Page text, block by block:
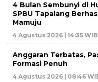
4 Bulan Sembunyi di
SPBU Tapalang
Mamuju
4 Agustus 2026 | 14:35 WIB
Anggaran Terbatas,
Formasi Penuh
4 Agustus 2026 | 08:46